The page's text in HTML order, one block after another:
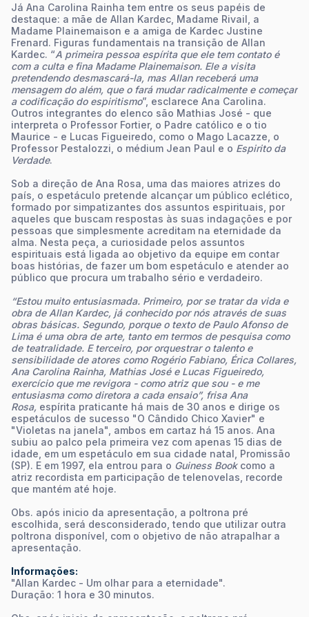
Já Ana Carolina Rainha tem entre os seus papéis de
destaque: a mãe de Allan Kardec, Madame Rivail, a
Madame Plainemaison e a amiga de Kardec Justine
Frenard. Figuras fundamentais na transição de Allan
Kardec. “A primeira pessoa espírita que ele tem contato é
com a culta e fina Madame Plainemaison. Ele a visita
pretendendo desmascará-la, mas Allan receberá uma
mensagem do além, que o fará mudar radicalmente e começar
a codificação do espiritismo”, esclarece Ana Carolina.
Outros integrantes do elenco são Mathias José - que
interpreta o Professor Fortier, o Padre católico e o tio
Maurice - e Lucas Figueiredo, como o Mago Lacazze, o
Professor Pestalozzi, o médium Jean Paul e o Espirito da
Verdade.
Sob a direção de Ana Rosa, uma das maiores atrizes do
país, o espetáculo pretende alcançar um público eclético,
formado por simpatizantes dos assuntos espirituais, por
aqueles que buscam respostas às suas indagações e por
pessoas que simplesmente acreditam na eternidade da
alma. Nesta peça, a curiosidade pelos assuntos
espirituais está ligada ao objetivo da equipe em contar
boas histórias, de fazer um bom espetáculo e atender ao
público que procura um trabalho sério e verdadeiro.
“Estou muito entusiasmada. Primeiro, por se tratar da vida e
obra de Allan Kardec, já conhecido por nós através de suas
obras básicas. Segundo, porque o texto de Paulo Afonso de
Lima é uma obra de arte, tanto em termos de pesquisa como
de teatralidade. E terceiro, por orquestrar o talento e
sensibilidade de atores como Rogério Fabiano, Érica Collares,
Ana Carolina Rainha, Mathias José e Lucas Figueiredo,
exercício que me revigora - como atriz que sou - e me
entusiasma como diretora a cada ensaio”, frisa Ana
Rosa, espírita praticante há mais de 30 anos e dirige os
espetáculos de sucesso "O Cândido Chico Xavier" e
"Violetas na janela", ambos em cartaz há 15 anos. Ana
subiu ao palco pela primeira vez com apenas 15 dias de
idade, em um espetáculo em sua cidade natal, Promissão
(SP). E em 1997, ela entrou para o Guiness Bookcomo a
atriz recordista em participação de telenovelas, recorde
que mantém até hoje.
Obs. após inicio da apresentação, a poltrona pré
escolhida, será desconsiderado, tendo que utilizar outra
poltrona disponível, com o objetivo de não atrapalhar a
apresentação.
Informações:
"Allan Kardec - Um olhar para a eternidade".
Duração: 1 hora e 30 minutos.